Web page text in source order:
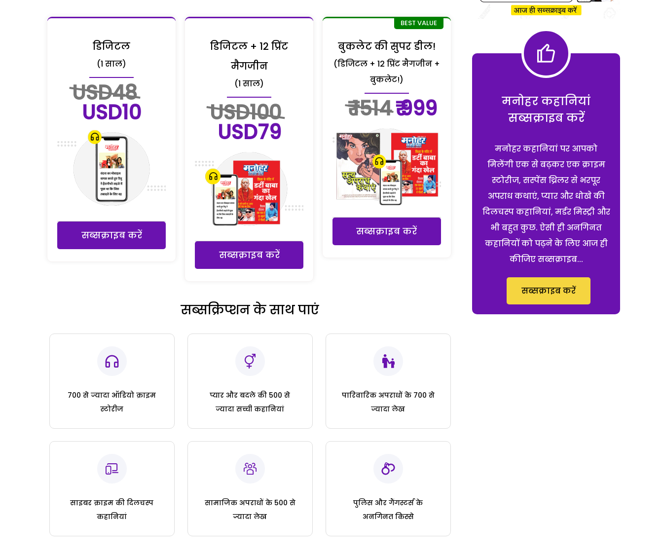
डिजिटल
(1 साल)
USD48
USD10
सब्सक्राइब करें
डिजिटल + 12 प्रिंट
मैगजीन
(1 साल)
USD100
USD79
सब्सक्राइब करें
बुकलेट की सुपर डील!
(डिजिटल + 12 प्रिंट मैगजीन +
बुकलेट!)
₹ 1514₹ 999
सब्सक्राइब करें
सब्सक्रिप्शन के साथ पाएं
700 से ज्यादा ऑडियो क्राइम
स्टोरीज
प्यार और बदले की 500 से
ज्यादा सच्ची कहानियां
पारिवारिक अपराधों के 700 से
ज्यादा लेख
साइबर क्राइम की दिलचस्प
कहानियां
सामाजिक अपराधों के 500 से
ज्यादा लेख
पुलिस और गैंगस्टर्स के
अनगिनत किस्से
मनोहर कहानियां
सब्सक्राइब करें
मनोहर कहानियां पर आपको
मिलेंगी एक से बढ़कर एक क्राइम
स्टोरीज, सस्पेंस थ्रिलर से भरपूर
अपराध कथाएं, प्यार और धोखे की
दिलचस्प कहानियां, मर्डर मिस्ट्री और
भी बहुत कुछ. ऐसी ही अनगिनत
कहानियों को पढ़ने के लिए आज ही
कीजिए सब्सक्राइब...
सब्सक्राइब करें